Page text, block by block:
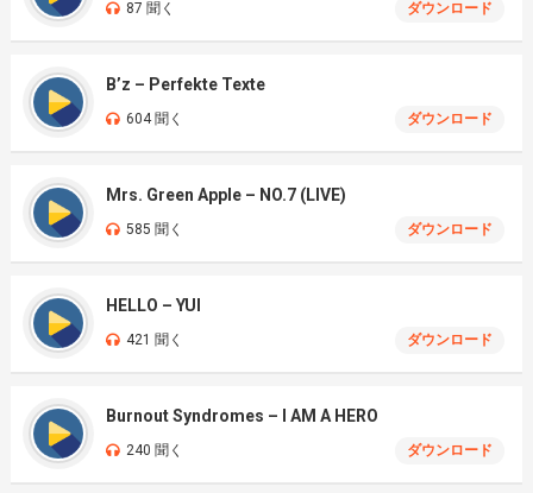
87 聞く ダウンロード
B’z – Perfekte Texte
604 聞く ダウンロード
Mrs. Green Apple – NO.7 (LIVE)
585 聞く ダウンロード
HELLO – YUI
421 聞く ダウンロード
Burnout Syndromes – I AM A HERO
240 聞く ダウンロード